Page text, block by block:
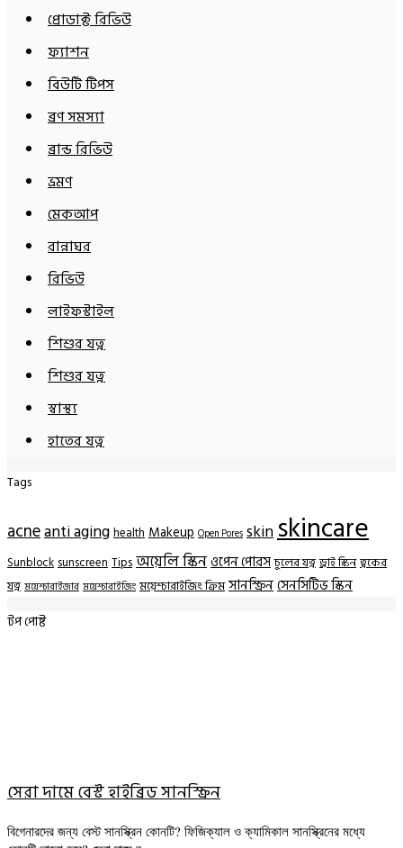
প্রোডাক্ট রিভিউ
ফ্যাশন
বিউটি টিপস
ব্রণ সমস্যা
ব্রান্ড রিভিউ
ভ্রমণ
মেকআপ
রান্নাঘর
রিভিউ
লাইফস্টাইল
শিশুর যত্ন
শিশুর যত্ন
স্বাস্থ্য
হাতের যত্ন
Tags
acneanti aging health Makeup Open Pores skinskincare
Sunblock sunscreen Tips অয়েলি স্কিনওপেন পোরস চুলের যত্ন ড্রাই স্কিন ত্বকের
যত্ন ময়েশ্চারাইজার ময়েশ্চারাইজিং ময়েশ্চারাইজিং ক্রিম সানস্ক্রিনসেনসিটিভ স্কিন
টপ পোষ্ট
সেরা দামে বেস্ট হাইব্রিড সানস্ক্রিন
বিগেনারদের জন্য বেস্ট সানস্ক্রিন কোনটি? ফিজিক্যাল ও ক্যামিকাল সানস্ক্রিনের মধ্যে